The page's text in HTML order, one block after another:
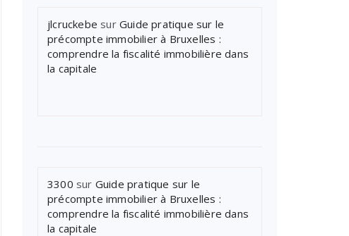
jlcruckebe sur Guide pratique sur le
précompte immobilier à Bruxelles :
comprendre la fiscalité immobilière dans
la capitale
3300 sur Guide pratique sur le
précompte immobilier à Bruxelles :
comprendre la fiscalité immobilière dans
la capitale